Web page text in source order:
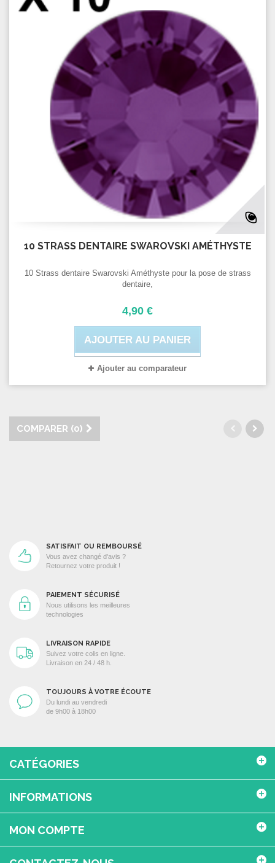
10 STRASS DENTAIRE SWAROVSKI AMÉTHYSTE
10 Strass dentaire Swarovski Améthyste pour la pose de strass
dentaire,
4,90 €
AJOUTER AU PANIER
Ajouter au comparateur
COMPARER (0)
SATISFAIT OU REMBOURSÉ
Vous avez changé d'avis ?
Retournez votre produit !
PAIEMENT SÉCURISÉ
Nous utilisons les meilleures
technologies
LIVRAISON RAPIDE
Suivez votre colis en ligne.
Livraison en 24 / 48 h.
TOUJOURS À VOTRE ÉCOUTE
Du lundi au vendredi
de 9h00 à 18h00
CATÉGORIES
INFORMATIONS
MON COMPTE